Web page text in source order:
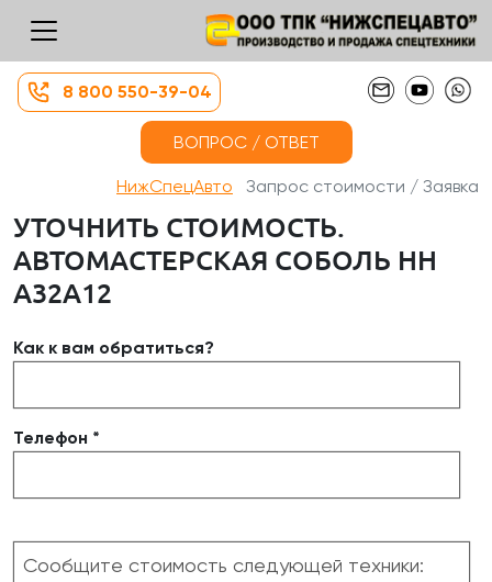
8 800 550-39-04
ВОПРОС / ОТВЕТ
НижСпецАвто Запрос стоимости / Заявка
УТОЧНИТЬ СТОИМОСТЬ.
АВТОМАСТЕРСКАЯ СОБОЛЬ НН
А32А12
Как к вам обратиться?
Телефон *